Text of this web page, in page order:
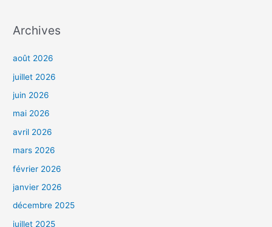
Archives
août 2026
juillet 2026
juin 2026
mai 2026
avril 2026
mars 2026
février 2026
janvier 2026
décembre 2025
juillet 2025